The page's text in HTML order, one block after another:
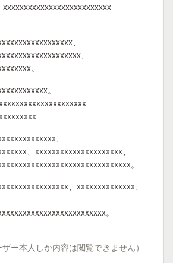
、
、
。
。
、
、xxxxxxxxxxxxxxxxxxxxx、
。
、xxxxxxxxxxxxxx、
。
ザー本人しか内容は閲覧できません）